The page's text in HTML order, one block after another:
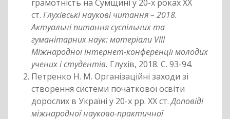
грамотність на Сумщині у 20-х роках ХХ
ст. Глухівські наукові читання – 2018.
Актуальні питання суспільних та
гуманітарних наук: матеріали VІІІ
Міжнародної інтернет-конференції молодих
учених і студентів. Глухів, 2018. С. 93-94.
Петренко Н. М. Організаційні заходи зі
створення системи початкової освіти
дорослих в Україні у 20-х рр. ХХ ст.Доповіді
міжнародної науково-практичної